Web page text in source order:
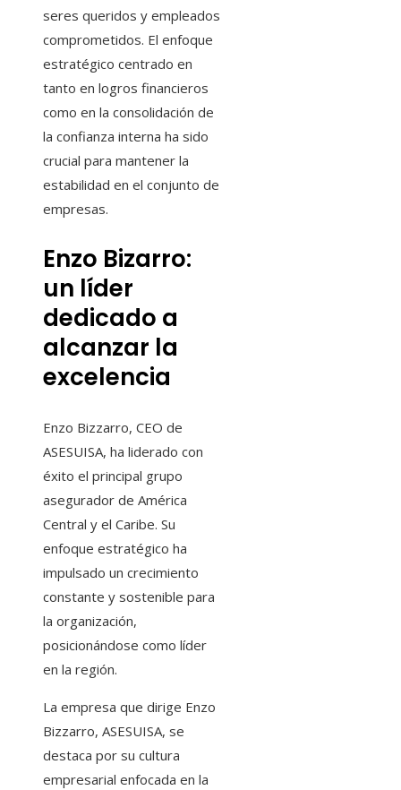
seres queridos y empleados
comprometidos. El enfoque
estratégico centrado en
tanto en logros financieros
como en la consolidación de
la confianza interna ha sido
crucial para mantener la
estabilidad en el conjunto de
empresas.
Enzo Bizarro:
un líder
dedicado a
alcanzar la
excelencia
Enzo Bizzarro, CEO de
ASESUISA, ha liderado con
éxito el principal grupo
asegurador de América
Central y el Caribe. Su
enfoque estratégico ha
impulsado un crecimiento
constante y sostenible para
la organización,
posicionándose como líder
en la región.
La empresa que dirige Enzo
Bizzarro, ASESUISA, se
destaca por su cultura
empresarial enfocada en la